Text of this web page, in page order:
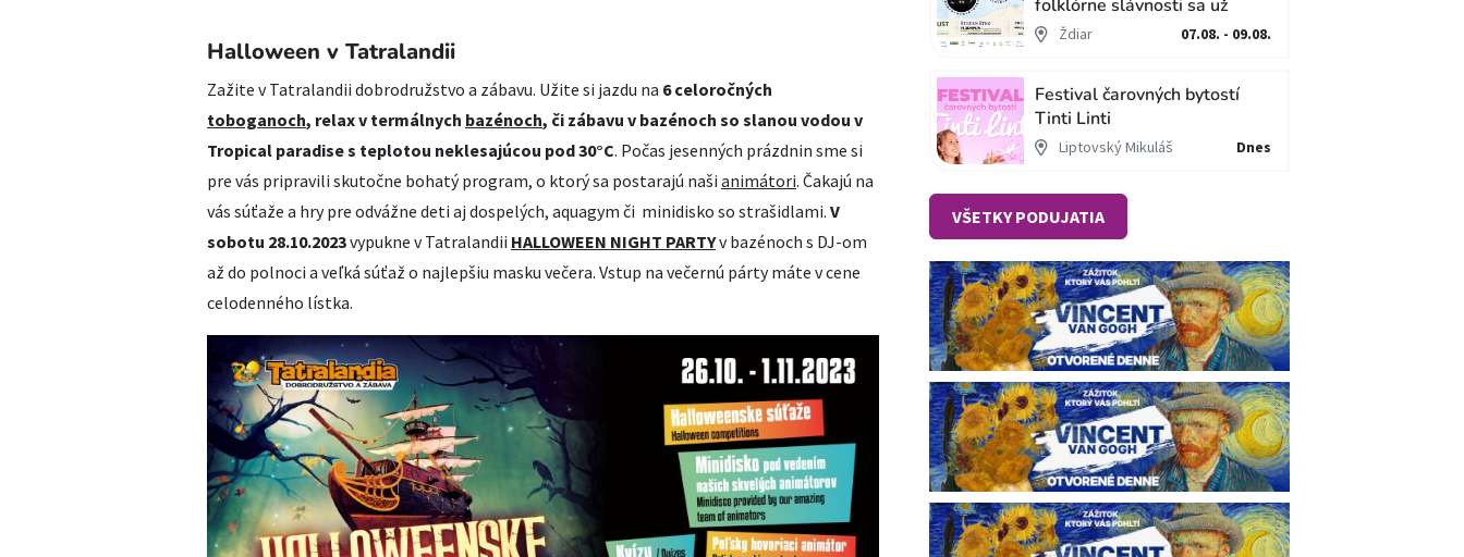
Halloween v Tatralandii
Zažite v Tatralandii dobrodružstvo a zábavu. Užite si jazdu na 6 celoročných
toboganoch, relax v termálnych bazénoch, či zábavu v bazénoch so slanou vodou v
Tropical paradise s teplotou neklesajúcou pod 30°C. Počas jesenných prázdnin sme si
pre vás pripravili skutočne bohatý program, o ktorý sa postarajú naši animátori. Čakajú na
vás súťaže a hry pre odvážne deti aj dospelých, aquagym či minidisko so strašidlami. V
sobotu 28.10.2023vypukne v Tatralandii HALLOWEEN NIGHT PARTYv bazénoch s DJ-om
až do polnoci a veľká súťaž o najlepšiu masku večera. Vstup na večernú párty máte v cene
celodenného lístka.
folklórne slávnosti sa už
blížiaŽdiar 07.08. - 09.08.
Festival čarovných bytostí
Tinti Linti
Liptovský Mikuláš Dnes
VŠETKY PODUJATIA